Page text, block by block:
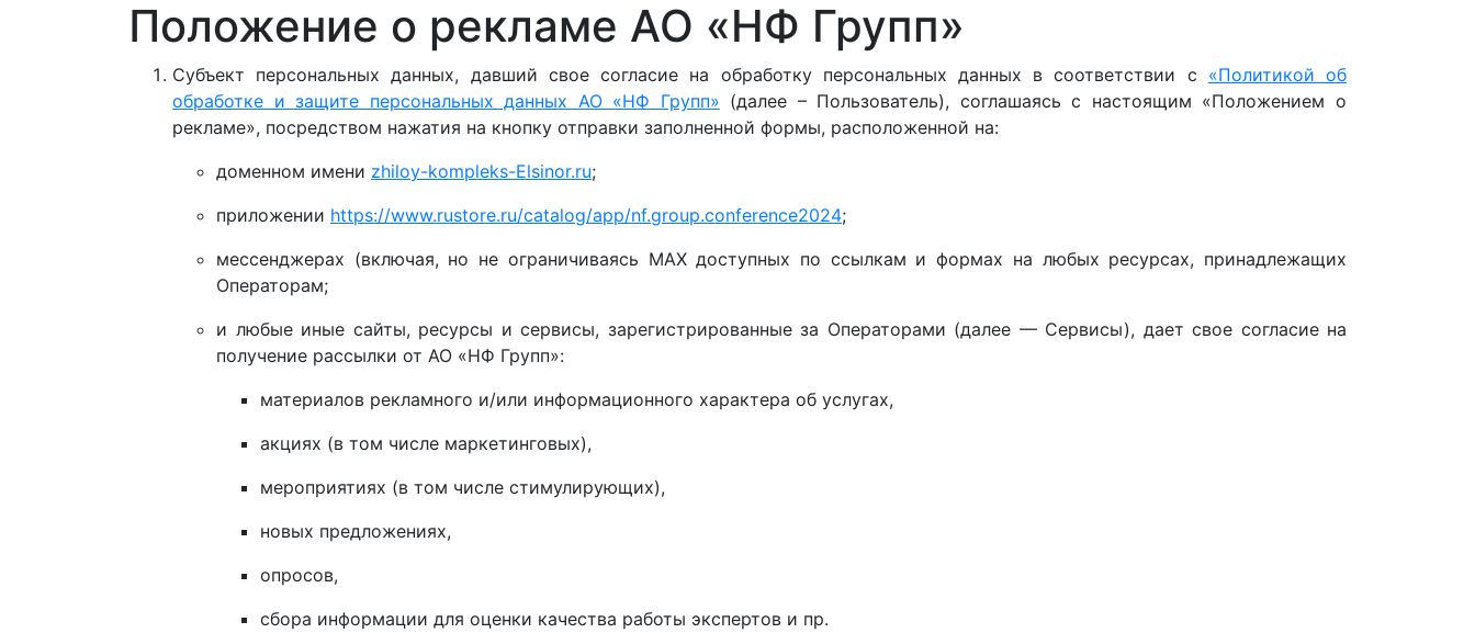
Положение о рекламе АО «НФ Групп»
Субъект персональных данных, давший свое согласие на обработку персональных данных в соответствии с «Политикой об
обработке и защите персональных данных АО «НФ Групп» (далее – Пользователь), соглашаясь с настоящим «Положением о
рекламе», посредством нажатия на кнопку отправки заполненной формы, расположенной на:
доменном имени zhiloy-kompleks-Elsinor.ru;
приложении https://www.rustore.ru/catalog/app/nf.group.conference2024;
мессенджерах (включая, но не ограничиваясь MAX доступных по ссылкам и формах на любых ресурсах, принадлежащих
Операторам;
и любые иные сайты, ресурсы и сервисы, зарегистрированные за Операторами (далее — Сервисы), дает свое согласие на
получение рассылки от АО «НФ Групп»:
материалов рекламного и/или информационного характера об услугах,
акциях (в том числе маркетинговых),
мероприятиях (в том числе стимулирующих),
новых предложениях,
опросов,
сбора информации для оценки качества работы экспертов и пр.